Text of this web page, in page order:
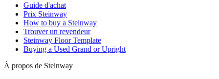
Guide d'achat
Prix Steinway
How to buy a Steinway
Trouver un revendeur
Steinway Floor Template
Buying a Used Grand or Upright
À propos de Steinway